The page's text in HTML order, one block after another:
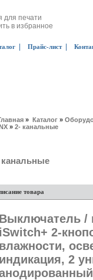
для печати
в избранное
Прайс-лист|
» Каталог »
» 2- канальные
канальные
товара
Выключатель /
iSwitch+ 2-
влажности,
индикация, 2